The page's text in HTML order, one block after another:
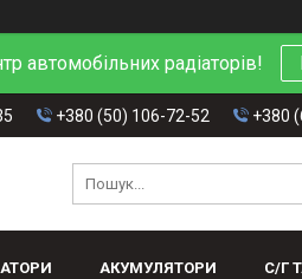
автомобільних радіаторів!
+380 (50) 106-72-52 +380
АКУМУЛЯТОРИ С/Г